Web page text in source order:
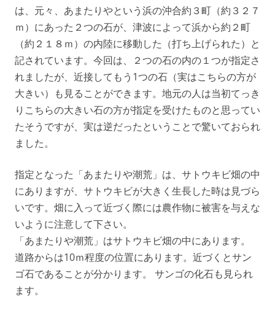
は、元々、あまたりやという浜の沖合約３町（約３２７
ｍ）にあった２つの石が、津波によって浜から約２町
（約２１８ｍ）の内陸に移動した（打ち上げられた）と
記されています。今回は、２つの石の内の１つが指定さ
れましたが、近接してもう1つの石（実はこちらの方が
大きい）も見ることができます。地元の人は当初てっき
りこちらの大きい石の方が指定を受けたものと思ってい
たそうですが、実は逆だったということで驚いておられ
ました。
指定となった「あまたりや潮荒」は、サトウキビ畑の中
にありますが、サトウキビが大きく生長した時は見づら
いです。畑に入って近づく際には農作物に被害を与えな
いように注意して下さい。
「あまたりや潮荒」はサトウキビ畑の中にあります。
道路からは10ｍ程度の位置にあります。近づくとサン
ゴ石であることが分かります。 サンゴの化石も見られ
ます。